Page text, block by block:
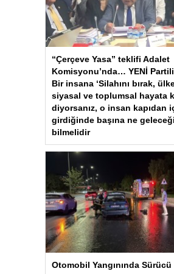
“Çerçeve Yasa” teklifi Adalet
Komisyonu’nda… YENİ
Bir insana ‘Silahını bırak,
siyasal ve toplumsal hayata
diyorsanız, o insan kapıdan
girdiğinde başına ne
bilmelidir
Otomobil Yangınında Sürücü